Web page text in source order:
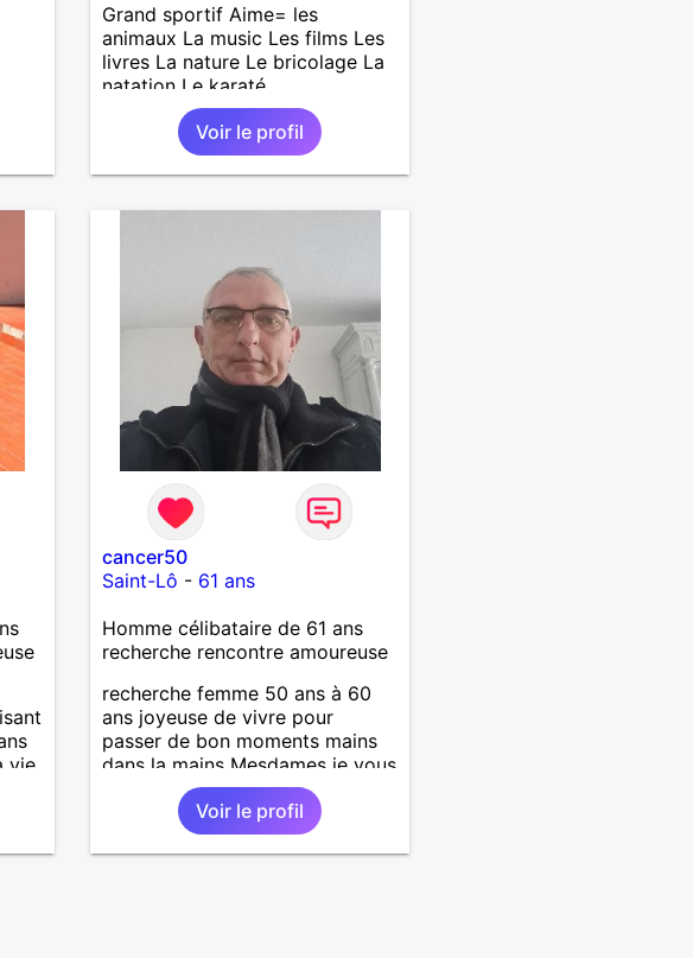
Grand sportif Aime= les
animaux La music Les films Les
livres La nature Le bricolage La
natation Le karaté
Voir le profil
vie.
cancer50
Saint-Lô - 61 ans
Homme célibataire de 61 ans
recherche rencontre amoureuse
recherche femme 50 ans à 60
ans joyeuse de vivre pour
passer de bon moments mains
dans la mains Mesdames je vous
attend de vous lire .
Voir le profil